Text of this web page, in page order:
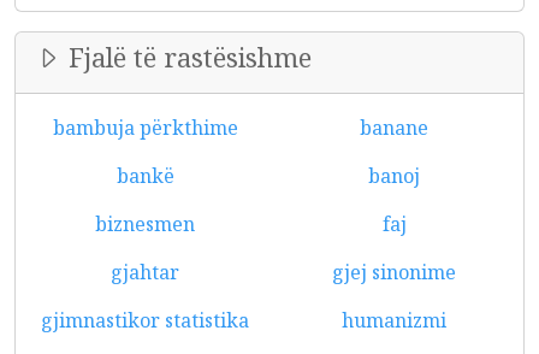
Fjalë të rastësishme
bambuja përkthime
banane
bankë
banoj
biznesmen
faj
gjahtar
gjej sinonime
gjimnastikor statistika
humanizmi